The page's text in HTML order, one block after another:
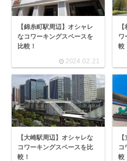
【錦糸町駅周辺】オシャレ
なコワーキングスペースを
比較！
2024.02.21
ワ
較
【大崎駅周辺】オシャレな
コワーキングスペースを比
較！
コ
較